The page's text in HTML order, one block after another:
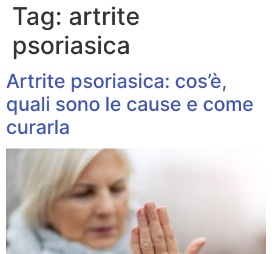
Tag: artrite
psoriasica
Artrite psoriasica: cos’è,
quali sono le cause e come
curarla